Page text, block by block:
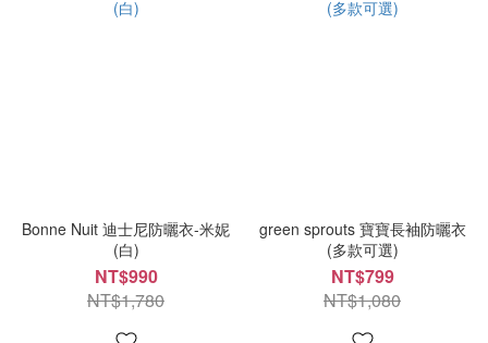
Bonne Nuit 迪士尼防曬衣-米妮
(白)
NT$990
NT$1,780
green sprouts 寶寶長袖防曬衣
(多款可選)
NT$799
NT$1,080